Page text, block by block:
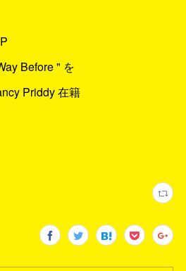
Before " を
Priddy 在籍